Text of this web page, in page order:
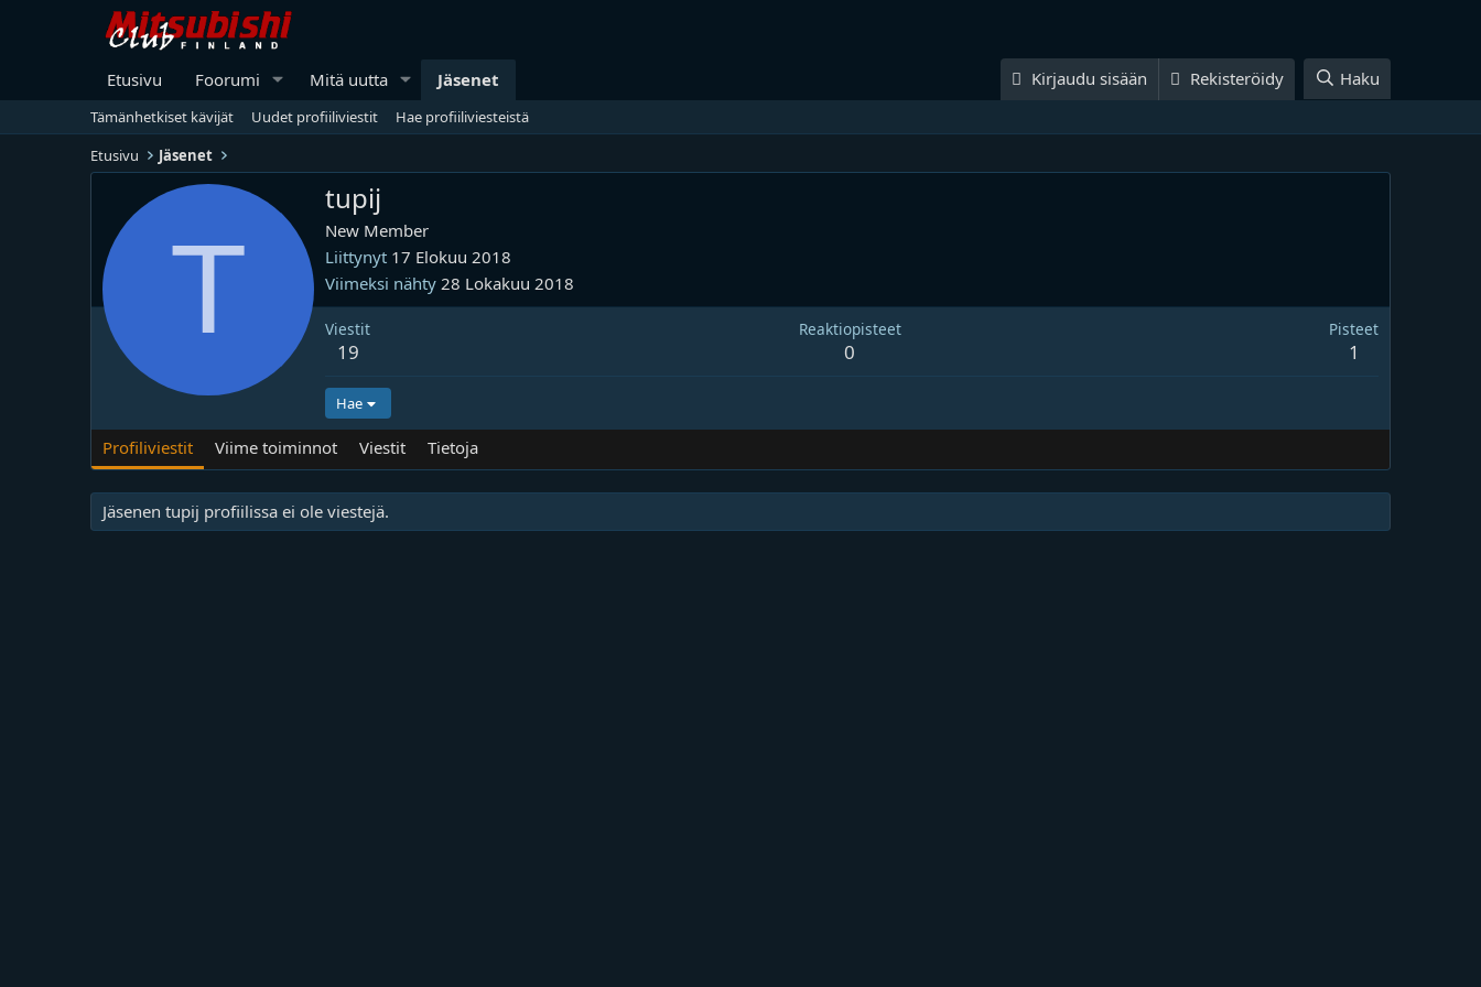
Etusivu Foorumi Mitä uutta Jäsenet Kirjaudu sisään Rekisteröidy Haku
Tämänhetkiset kävijät Uudet profiiliviestit
Hae profiiliviesteistä
Etusivu
Jäsenet
T
tupij
New Member
Liittynyt 17 Elokuu 2018
Viimeksi nähty 28 Lokakuu 2018
Viestit
19
Reaktiopisteet
0
Pisteet
1
Hae
Profiliviestit Viime toiminnot Viestit Tietoja
Jäsenen tupij profiilissa ei ole viestejä.